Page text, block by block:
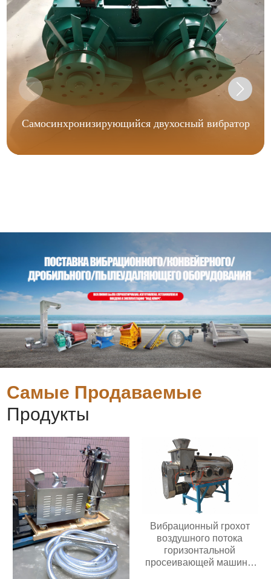
Самосинхронизирующийся двухосный вибратор
Самые Продаваемые
Продукты
Вибрационный грохот
воздушного потока
горизонтальной
просеивающей машины